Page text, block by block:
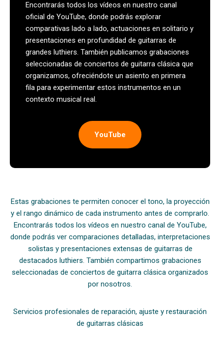
Encontrarás todos los vídeos en nuestro canal
oficial de YouTube, donde podrás explorar
comparativas lado a lado, actuaciones en solitario y
presentaciones en profundidad de guitarras de
grandes luthiers. También publicamos grabaciones
seleccionadas de conciertos de guitarra clásica que
organizamos, ofreciéndote un asiento en primera
fila para experimentar estos instrumentos en un
contexto musical real.
YouTube
Estas grabaciones te permiten conocer el tono, la proyección
y el rango dinámico de cada instrumento antes de comprarlo.
Encontrarás todos los vídeos en nuestro canal de YouTube,
donde podrás ver comparaciones detalladas, interpretaciones
solistas y presentaciones extensas de guitarras de
destacados luthiers. También compartimos grabaciones
seleccionadas de conciertos de guitarra clásica organizados
por nosotros.